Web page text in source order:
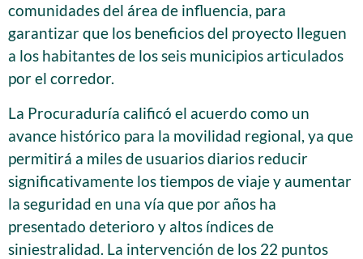
comunidades del área de influencia, para
garantizar que los beneficios del proyecto lleguen
a los habitantes de los seis municipios articulados
por el corredor.
La Procuraduría calificó el acuerdo como un
avance histórico para la movilidad regional, ya que
permitirá a miles de usuarios diarios reducir
significativamente los tiempos de viaje y aumentar
la seguridad en una vía que por años ha
presentado deterioro y altos índices de
siniestralidad. La intervención de los 22 puntos